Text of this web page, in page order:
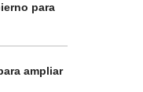
para
ampliar